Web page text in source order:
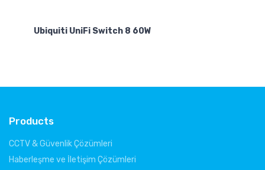
Ubiquiti UniFi Switch 8 60W
Products
CCTV & Güvenlik Çözümleri
Haberleşme ve İletişim Çözümleri